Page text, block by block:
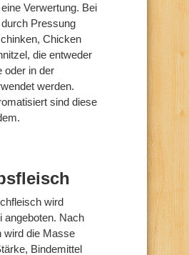
Verwertung. Bei
Pressung
Chicken
die entweder
oder in der
werden.
sind diese
wird
angeboten. Nach
wird die Masse
Bindemittel